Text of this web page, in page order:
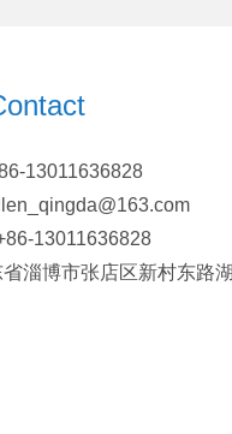
13011636828
13011636828
淄博市张店区新村东路